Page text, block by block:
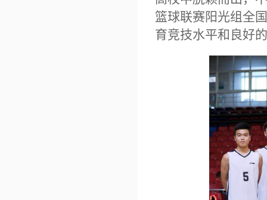
篮球联赛阳光组全
育竞技水平和良好